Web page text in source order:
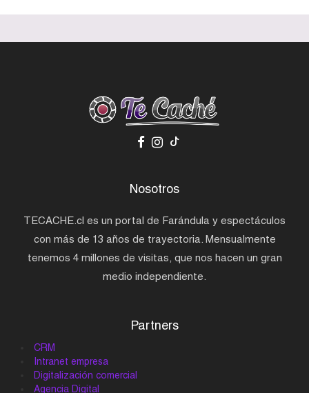
Nosotros
TECACHE.cl es un portal de Farándula y espectáculos
con más de 13 años de trayectoria. Mensualmente
tenemos 4 millones de visitas, que nos hacen un gran
medio independiente.
Partners
CRM
Intranet empresa
Digitalización comercial
Agencia Digital